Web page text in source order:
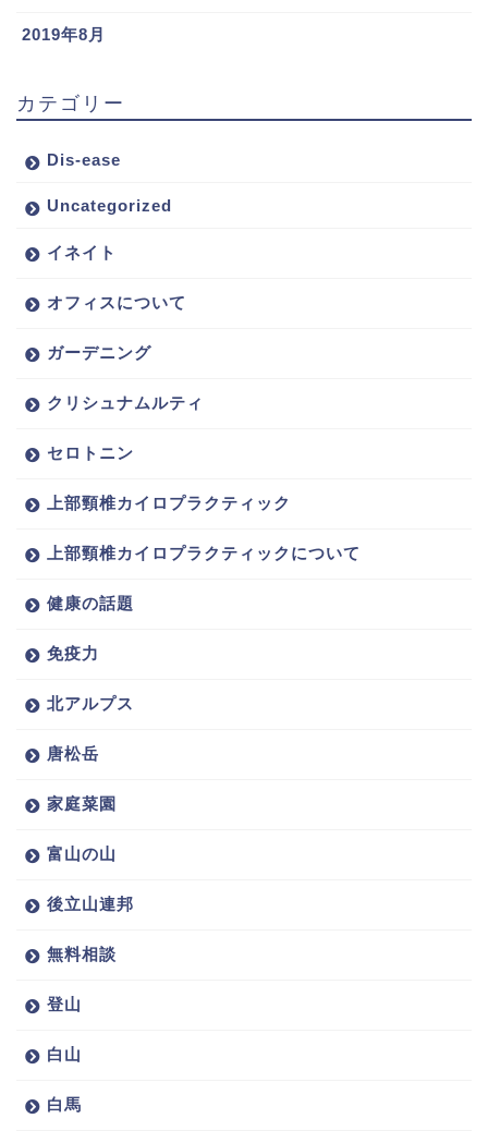
2019年8月
カテゴリー
Dis-ease
Uncategorized
イネイト
オフィスについて
ガーデニング
クリシュナムルティ
セロトニン
上部頸椎カイロプラクティック
上部頸椎カイロプラクティックについて
健康の話題
免疫力
北アルプス
唐松岳
家庭菜園
富山の山
後立山連邦
無料相談
登山
白山
白馬